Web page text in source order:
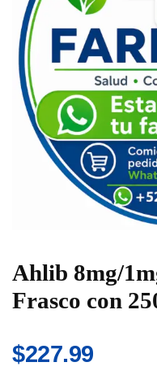
Ahlib 8mg/
Frasco con
$227.99